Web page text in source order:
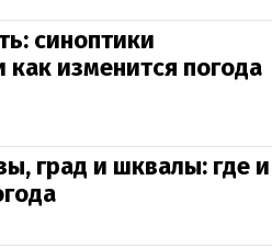
синоптики
как изменится погода
град и шквалы: где и